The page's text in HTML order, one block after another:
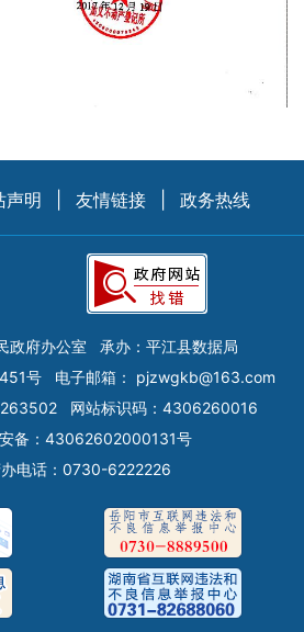
声明 友情链接 政务热线
政府办公室
承办：平江县数据局
号 电子邮箱： pjzwgkb@163.com
网站标识码：4306260016
备：43062602000131号
电话：0730-6222226